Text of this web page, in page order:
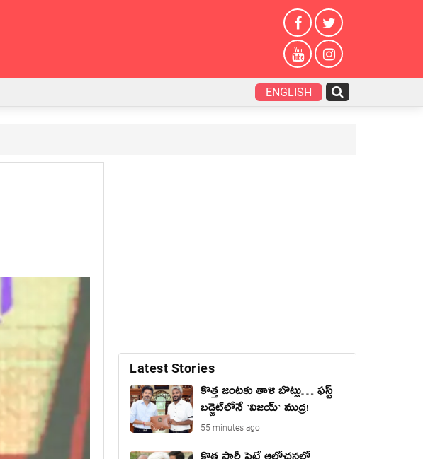
ENGLISH
Latest Stories
కొత్త జంట‌కు తాళి బొట్లు… ఫ‌స్ట్
బ‌డ్జెట్‌లోనే `విజ‌య్` ముద్ర‌!
55 minutes ago